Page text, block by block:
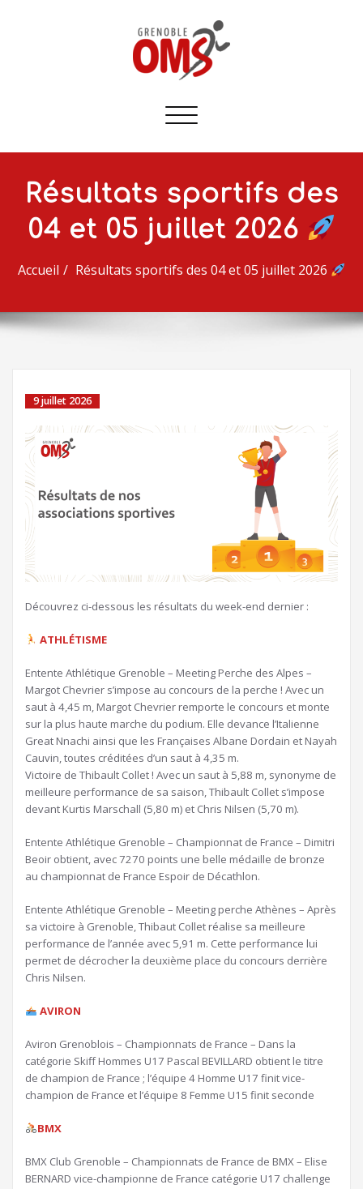
Afficher/masquer
navigation
Résultats sportifs des
04 et 05 juillet 2026
Accueil Résultats sportifs des 04 et 05 juillet 2026
9 juillet 2026
Découvrez ci-dessous les résultats du week-end dernier :
ATHLÉTISME
Entente Athlétique Grenoble – Meeting Perche des Alpes –
Margot Chevrier s’impose au concours de la perche ! Avec un
saut à 4,45 m, Margot Chevrier remporte le concours et monte
sur la plus haute marche du podium. Elle devance l’Italienne
Great Nnachi ainsi que les Françaises Albane Dordain et Nayah
Cauvin, toutes créditées d’un saut à 4,35 m.
Victoire de Thibault Collet ! Avec un saut à 5,88 m, synonyme de
meilleure performance de sa saison, Thibault Collet s’impose
devant Kurtis Marschall (5,80 m) et Chris Nilsen (5,70 m).
Entente Athlétique Grenoble – Championnat de France – Dimitri
Beoir obtient, avec 7270 points une belle médaille de bronze
au championnat de France Espoir de Décathlon.
Entente Athlétique Grenoble – Meeting perche Athènes – Après
sa victoire à Grenoble, Thibaut Collet réalise sa meilleure
performance de l’année avec 5,91 m. Cette performance lui
permet de décrocher la deuxième place du concours derrière
Chris Nilsen.
AVIRON
Aviron Grenoblois – Championnats de France – Dans la
catégorie Skiff Hommes U17 Pascal BEVILLARD obtient le titre
de champion de France ; l’équipe 4 Homme U17 finit vice-
champion de France et l’équipe 8 Femme U15 finit seconde
BMX
BMX Club Grenoble – Championnats de France de BMX – Elise
BERNARD vice-championne de France catégorie U17 challenge